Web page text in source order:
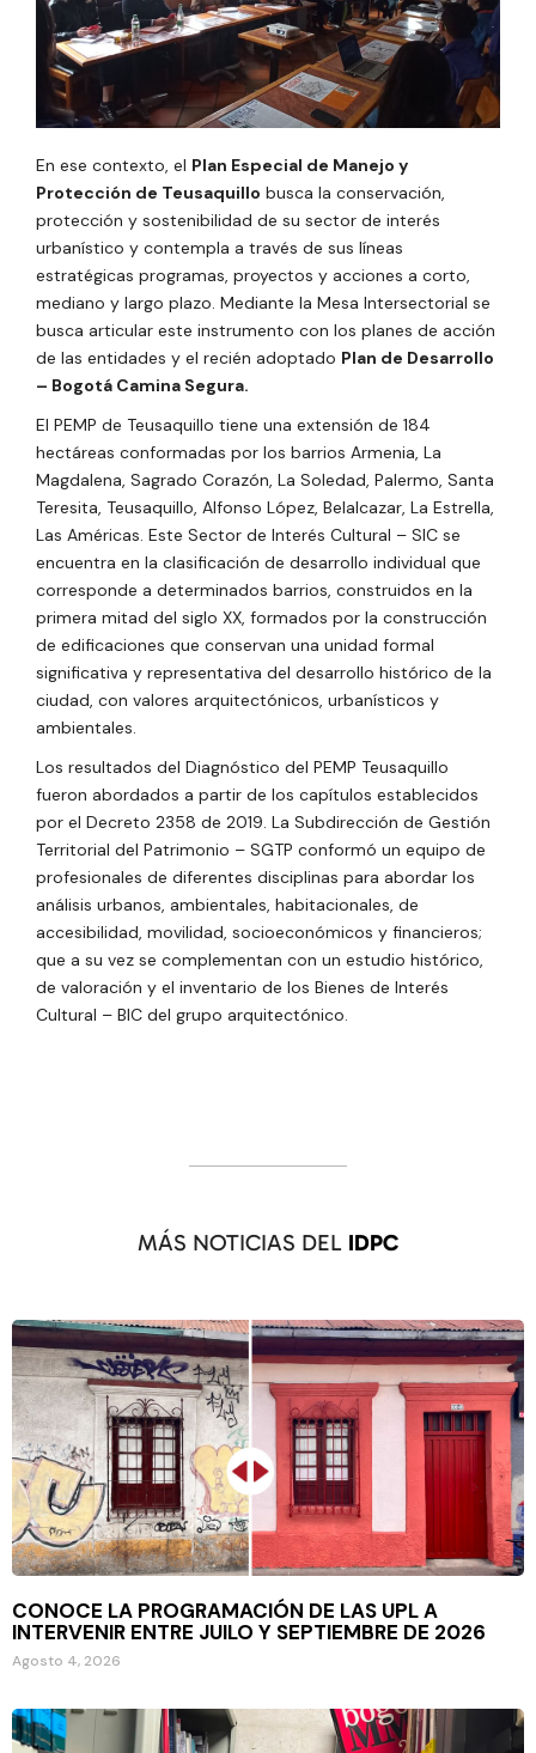
En ese contexto, el Plan Especial de Manejo y
Protección de Teusaquillo busca la conservación,
protección y sostenibilidad de su sector de interés
urbanístico y contempla a través de sus líneas
estratégicas programas, proyectos y acciones a corto,
mediano y largo plazo. Mediante la Mesa Intersectorial se
busca articular este instrumento con los planes de acción
de las entidades y el recién adoptado Plan de Desarrollo
– Bogotá Camina Segura.
El PEMP de Teusaquillo tiene una extensión de 184
hectáreas conformadas por los barrios Armenia, La
Magdalena, Sagrado Corazón, La Soledad, Palermo, Santa
Teresita, Teusaquillo, Alfonso López, Belalcazar, La Estrella,
Las Américas. Este Sector de Interés Cultural – SIC se
encuentra en la clasificación de desarrollo individual que
corresponde a determinados barrios, construidos en la
primera mitad del siglo XX, formados por la construcción
de edificaciones que conservan una unidad formal
significativa y representativa del desarrollo histórico de la
ciudad, con valores arquitectónicos, urbanísticos y
ambientales.
Los resultados del Diagnóstico del PEMP Teusaquillo
fueron abordados a partir de los capítulos establecidos
por el Decreto 2358 de 2019. La Subdirección de Gestión
Territorial del Patrimonio – SGTP conformó un equipo de
profesionales de diferentes disciplinas para abordar los
análisis urbanos, ambientales, habitacionales, de
accesibilidad, movilidad, socioeconómicos y financieros;
que a su vez se complementan con un estudio histórico,
de valoración y el inventario de los Bienes de Interés
Cultural – BIC del grupo arquitectónico.
MÁS NOTICIAS DEL IDPC
CONOCE LA PROGRAMACIÓN DE LAS UPL A
INTERVENIR ENTRE JUILO Y SEPTIEMBRE DE 2026
Agosto 4, 2026